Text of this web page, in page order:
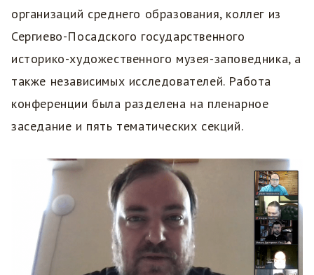
организаций среднего образования, коллег из
Сергиево-Посадского государственного
историко-художественного музея-заповедника, а
также независимых исследователей. Работа
конференции была разделена на пленарное
заседание и пять тематических секций.